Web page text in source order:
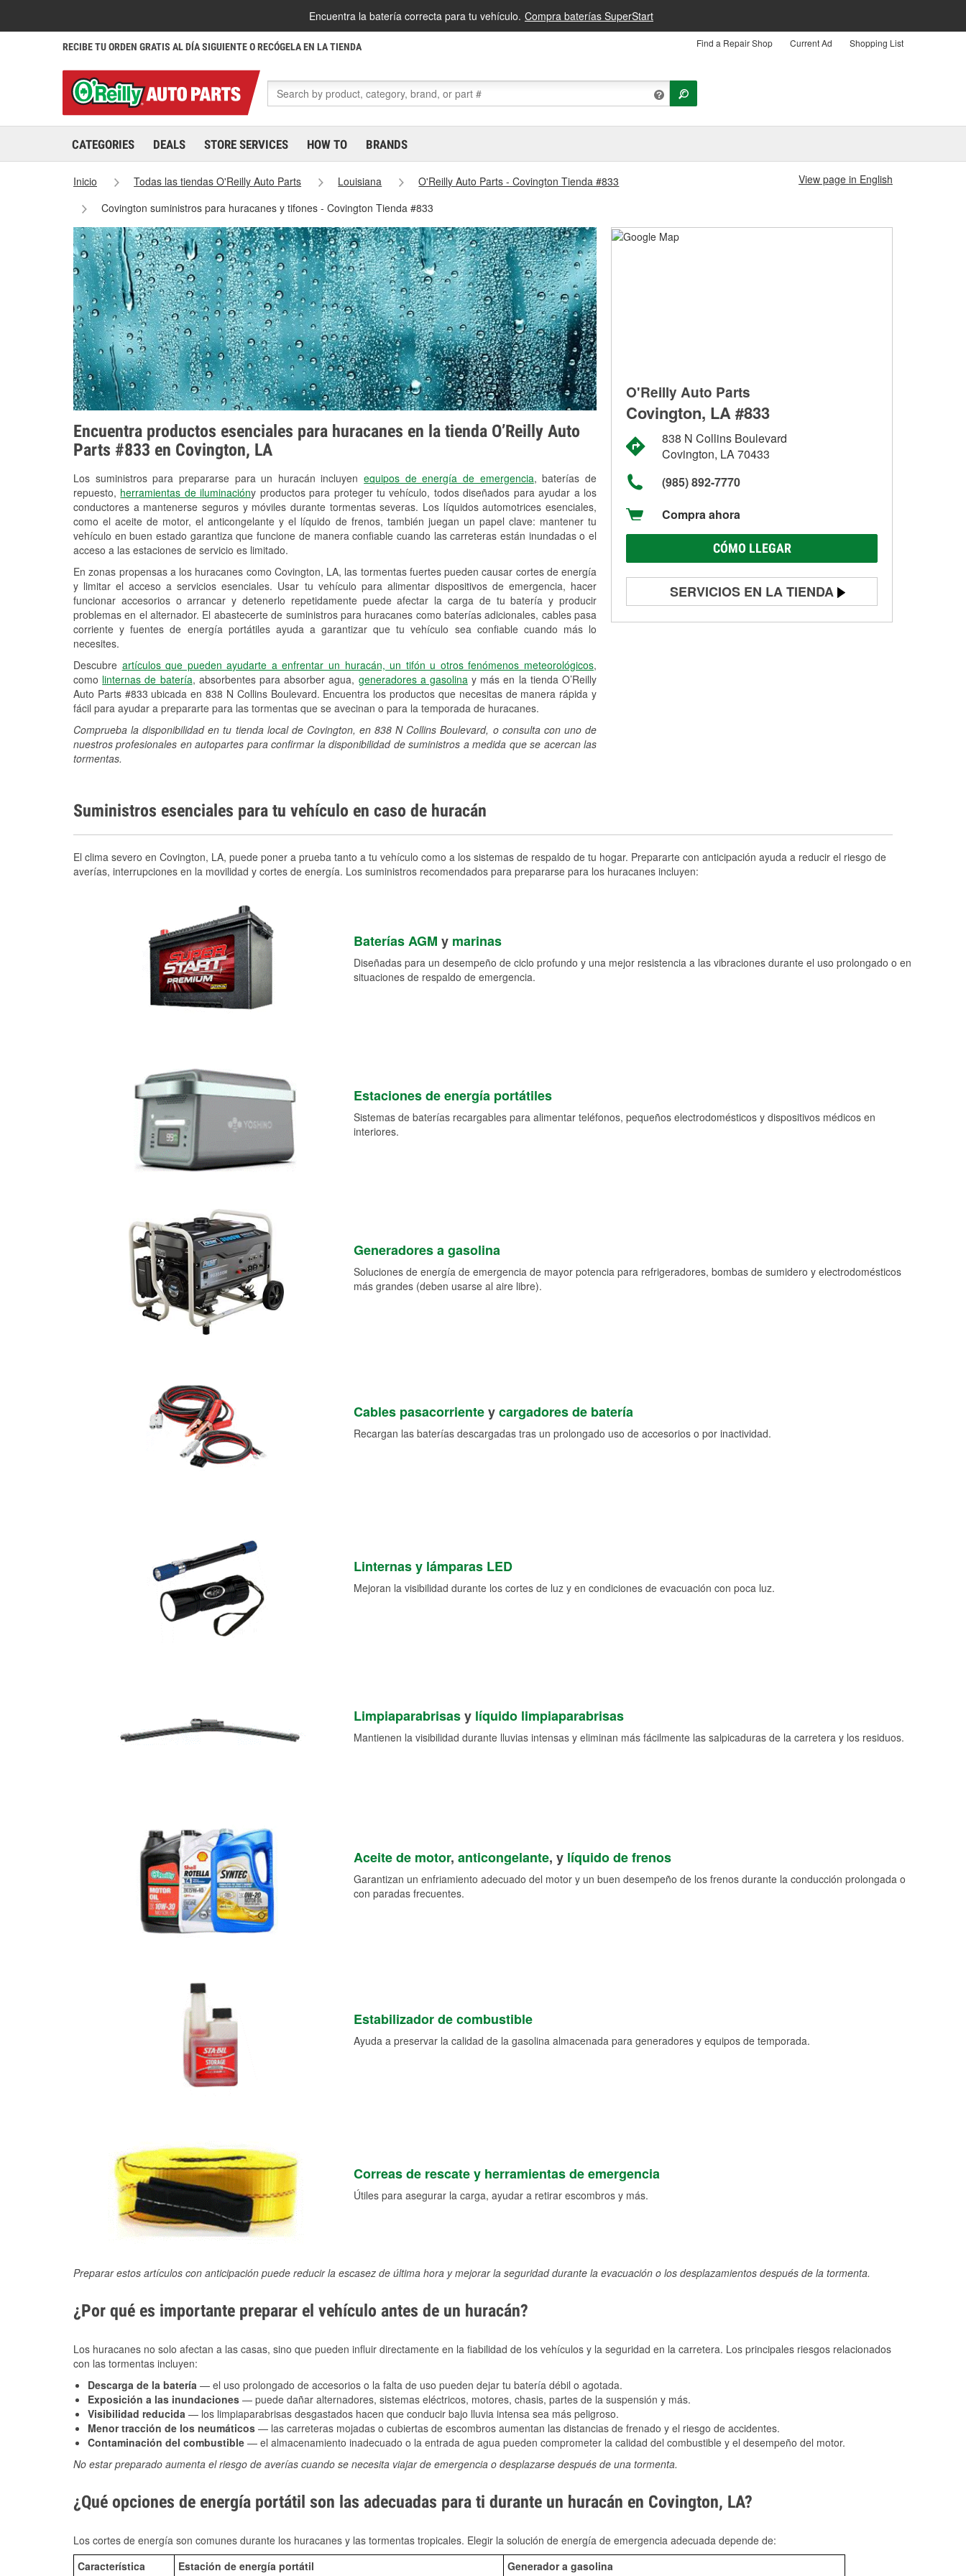
Encuentra la batería correcta para tu vehículo. Compra baterías SuperStart
RECIBE TU ORDEN GRATIS AL DÍA SIGUIENTE O RECÓGELA EN LA TIENDA Find a Repair Shop Current Ad Shopping List
CATEGORIES DEALS STORE SERVICES HOW TO BRANDS
Inicio Todas las tiendas O'Reilly Auto Parts Louisiana
O'Reilly Auto Parts - Covington Tienda #833
Covington suministros para huracanes y tifones - Covington Tienda #833
View page in English
Encuentra productos esenciales para huracanes en la tienda O’Reilly Auto
Parts #833 en Covington, LA
Los suministros para prepararse para un huracán incluyenequipos de energía de emergencia, baterías de
repuesto, herramientas de iluminacióny productos para proteger tu vehículo, todos diseñados para ayudar a los
conductores a mantenerse seguros y móviles durante tormentas severas. Los líquidos automotrices esenciales,
como el aceite de motor, el anticongelante y el líquido de frenos, también juegan un papel clave: mantener tu
vehículo en buen estado garantiza que funcione de manera confiable cuando las carreteras están inundadas o el
acceso a las estaciones de servicio es limitado.
En zonas propensas a los huracanes como Covington, LA, las tormentas fuertes pueden causar cortes de energía
y limitar el acceso a servicios esenciales. Usar tu vehículo para alimentar dispositivos de emergencia, hacer
funcionar accesorios o arrancar y detenerlo repetidamente puede afectar la carga de tu batería y producir
problemas en el alternador. El abastecerte de suministros para huracanes como baterías adicionales, cables pasa
corriente y fuentes de energía portátiles ayuda a garantizar que tu vehículo sea confiable cuando más lo
necesites.
Descubre artículos que pueden ayudarte a enfrentar un huracán, un tifón u otros fenómenos meteorológicos,
como linternas de batería, absorbentes para absorber agua, generadores a gasolinay más en la tienda O’Reilly
Auto Parts #833 ubicada en 838 N Collins Boulevard. Encuentra los productos que necesitas de manera rápida y
fácil para ayudar a prepararte para las tormentas que se avecinan o para la temporada de huracanes.
Comprueba la disponibilidad en tu tienda local de Covington, en 838 N Collins Boulevard, o consulta con uno de
nuestros profesionales en autopartes para confirmar la disponibilidad de suministros a medida que se acercan las
tormentas.
O'Reilly Auto Parts
Covington, LA #833
838 N Collins Boulevard
Covington, LA 70433
(985) 892-7770
Compra ahora
CÓMO LLEGAR
SERVICIOS EN LA TIENDA
Prueba de batería
Conoce más
Suministros esenciales para tu vehículo en caso de huracán
El clima severo en Covington, LA, puede poner a prueba tanto a tu vehículo como a los sistemas de respaldo de tu hogar. Prepararte con anticipación ayuda a reducir el riesgo de
averías, interrupciones en la movilidad y cortes de energía. Los suministros recomendados para prepararse para los huracanes incluyen:
Baterías AGM y marinas
Diseñadas para un desempeño de ciclo profundo y una mejor resistencia a las vibraciones durante el uso prolongado o en
situaciones de respaldo de emergencia.
Estaciones de energía portátiles
Sistemas de baterías recargables para alimentar teléfonos, pequeños electrodomésticos y dispositivos médicos en
interiores.
Generadores a gasolina
Soluciones de energía de emergencia de mayor potencia para refrigeradores, bombas de sumidero y electrodomésticos
más grandes (deben usarse al aire libre).
Cables pasacorrienteycargadores de batería
Recargan las baterías descargadas tras un prolongado uso de accesorios o por inactividad.
Linternas y lámparas LED
Mejoran la visibilidad durante los cortes de luz y en condiciones de evacuación con poca luz.
Limpiaparabrisasy líquido limpiaparabrisas
Mantienen la visibilidad durante lluvias intensas y eliminan más fácilmente las salpicaduras de la carretera y los residuos.
Aceite de motor, anticongelante, y líquido de frenos
Garantizan un enfriamiento adecuado del motor y un buen desempeño de los frenos durante la conducción prolongada o
con paradas frecuentes.
Estabilizador de combustible
Ayuda a preservar la calidad de la gasolina almacenada para generadores y equipos de temporada.
Correas de rescate y herramientas de emergencia
Útiles para asegurar la carga, ayudar a retirar escombros y más.
Preparar estos artículos con anticipación puede reducir la escasez de última hora y mejorar la seguridad durante la evacuación o los desplazamientos después de la tormenta.
¿Por qué es importante preparar el vehículo antes de un huracán?
Los huracanes no solo afectan a las casas, sino que pueden influir directamente en la fiabilidad de los vehículos y la seguridad en la carretera. Los principales riesgos relacionados
con las tormentas incluyen:
Descarga de la batería — el uso prolongado de accesorios o la falta de uso pueden dejar tu batería débil o agotada.
Exposición a las inundaciones — puede dañar alternadores, sistemas eléctricos, motores, chasis, partes de la suspensión y más.
Visibilidad reducida — los limpiaparabrisas desgastados hacen que conducir bajo lluvia intensa sea más peligroso.
Menor tracción de los neumáticos — las carreteras mojadas o cubiertas de escombros aumentan las distancias de frenado y el riesgo de accidentes.
Contaminación del combustible — el almacenamiento inadecuado o la entrada de agua pueden comprometer la calidad del combustible y el desempeño del motor.
No estar preparado aumenta el riesgo de averías cuando se necesita viajar de emergencia o desplazarse después de una tormenta.
¿Qué opciones de energía portátil son las adecuadas para ti durante un huracán en Covington, LA?
Los cortes de energía son comunes durante los huracanes y las tormentas tropicales. Elegir la solución de energía de emergencia adecuada depende de:
Característica
Estación de energía portátil Generador a gasolina